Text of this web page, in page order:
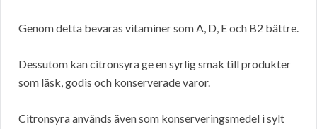
Genom detta bevaras vitaminer som A, D, E och B2 bättre.
Dessutom kan citronsyra ge en syrlig smak till produkter
som läsk, godis och konserverade varor.
Citronsyra används även som konserveringsmedel i sylt